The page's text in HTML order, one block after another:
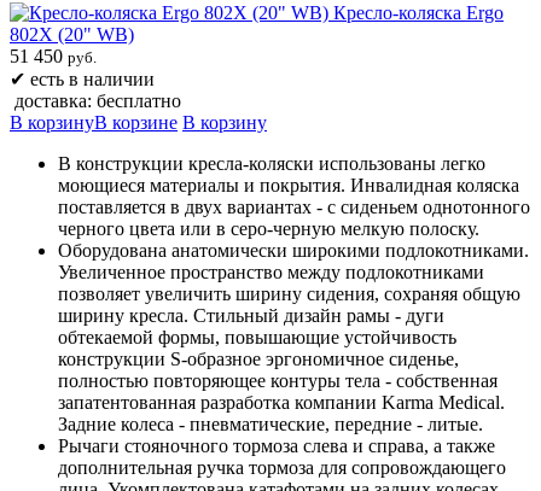
Кресло-коляска Ergo
802X (20" WB)
51 450 руб.
✔ есть в наличии
доставка: бесплатно
В корзинуВ корзине В корзину
В конструкции кресла-коляски использованы легко
моющиеся материалы и покрытия. Инвалидная коляска
поставляется в двух вариантах - с сиденьем однотонного
черного цвета или в серо-черную мелкую полоску.
Оборудована анатомически широкими подлокотниками.
Увеличенное пространство между подлокотниками
позволяет увеличить ширину сидения, сохраняя общую
ширину кресла. Стильный дизайн рамы - дуги
обтекаемой формы, повышающие устойчивость
конструкции S-образное эргономичное сиденье,
полностью повторяющее контуры тела - собственная
запатентованная разработка компании Karma Medical.
Задние колеса - пневматические, передние - литые.
Рычаги стояночного тормоза слева и справа, а также
дополнительная ручка тормоза для сопровождающего